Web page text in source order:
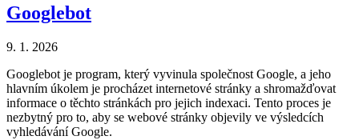
Googlebot
9. 1. 2026
Googlebot je program, který vyvinula společnost Google, a jeho
hlavním úkolem je procházet internetové stránky a shromažďovat
informace o těchto stránkách pro jejich indexaci. Tento proces je
nezbytný pro to, aby se webové stránky objevily ve výsledcích
vyhledávání Google.